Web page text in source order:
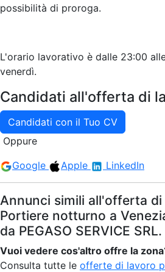
possibilità di proroga.
L'orario lavorativo è dalle 23:00
venerdì.
Candidati all'offerta di
Candidati con il Tuo CV
Oppure
Google
Apple LinkedIn
Annunci simili all'offerta
Portiere notturno a
da PEGASO SERVICE SRL.
Vuoi vedere cos'altro offre la
Consulta tutte le offerte di lavoro